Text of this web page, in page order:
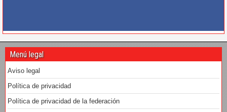
Menú legal
Aviso legal
Política de privacidad
Política de privacidad de la federación